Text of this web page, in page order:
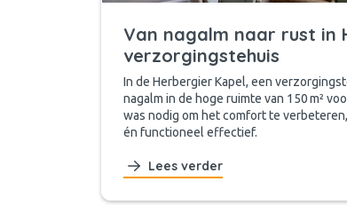
Van nagalm naar rust in
verzorgingstehuis
In de Herbergier Kapel, een
nagalm in de hoge ruimte van 150 m²
was nodig om het comfort te
én functioneel effectief.
Lees verder